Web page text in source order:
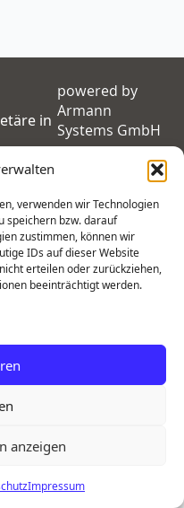
verwenden wir Technologien
speichern bzw. darauf
zustimmen, können wir
IDs auf dieser Website
erteilen oder zurückziehen,
beeinträchtigt werden.
anzeigen
Impressum
in
powered by
Armann
Systems GmbH